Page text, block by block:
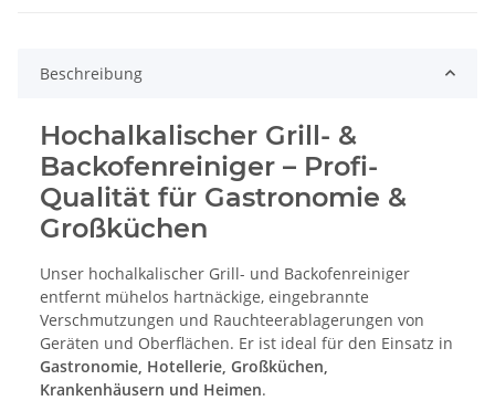
Beschreibung
Hochalkalischer Grill- &
Backofenreiniger – Profi-
Qualität für Gastronomie &
Großküchen
Unser hochalkalischer Grill- und Backofenreiniger
entfernt mühelos hartnäckige, eingebrannte
Verschmutzungen und Rauchteerablagerungen von
Geräten und Oberflächen. Er ist ideal für den Einsatz in
Gastronomie, Hotellerie, Großküchen,
Krankenhäusern und Heimen.